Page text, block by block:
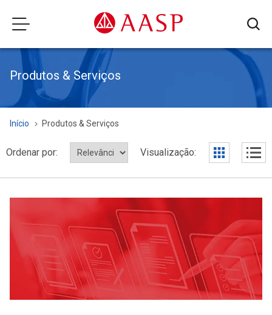
Produtos & Serviços
Início Produtos & Serviços
Ordenar por: Visualização: